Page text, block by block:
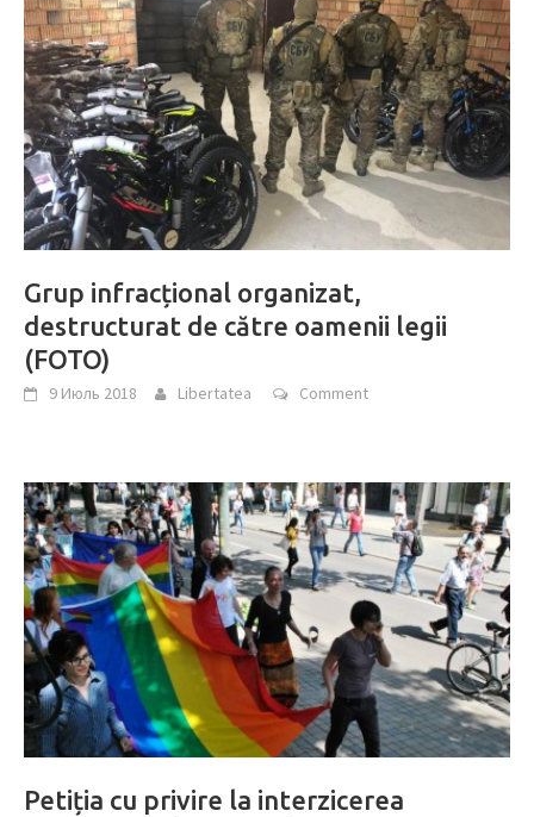
Grup infracțional organizat,
destructurat de către oamenii legii
(FOTO)
9 Июль 2018 Libertatea Comment
Petiția cu privire la interzicerea